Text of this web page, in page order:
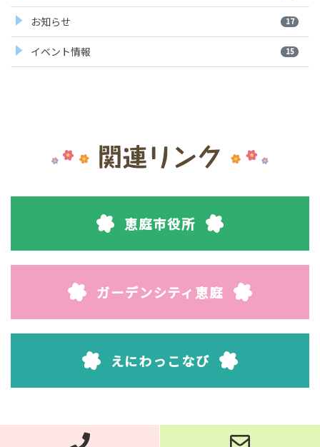
お知らせ 17
イベント情報 15
恵庭市役所
ガーデンシティ恵庭
えにわっこなび